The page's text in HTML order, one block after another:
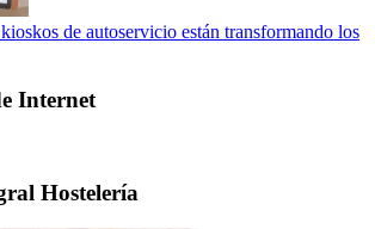
de autoservicio están transformando los
Internet
Hostelería